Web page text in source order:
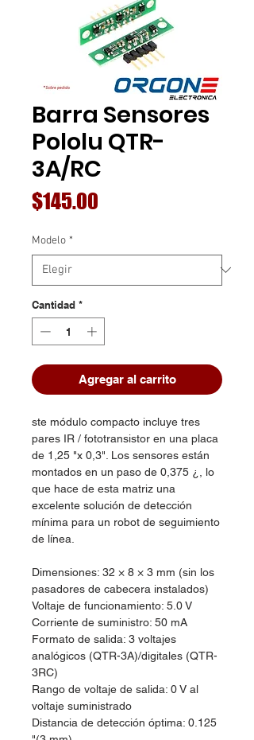
Barra Sensores
Pololu QTR-
3A/RC
$145.00
Modelo *
Cantidad *
Agregar al carrito
ste módulo compacto incluye tres
pares IR / fototransistor en una placa
de 1,25 "x 0,3". Los sensores están
montados en un paso de 0,375 ¿, lo
que hace de esta matriz una
excelente solución de detección
mínima para un robot de seguimiento
de línea.
Dimensiones: 32 × 8 × 3 mm (sin los
pasadores de cabecera instalados)
Voltaje de funcionamiento: 5.0 V
Corriente de suministro: 50 mA
Formato de salida: 3 voltajes
analógicos (QTR-3A)/digitales (QTR-
3RC)
Rango de voltaje de salida: 0 V al
voltaje suministrado
Distancia de detección óptima: 0.125